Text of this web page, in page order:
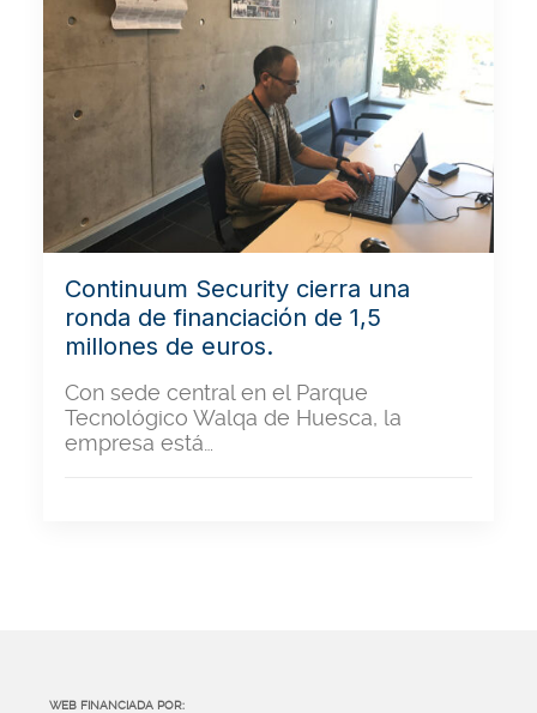
Continuum Security cierra una
ronda de financiación de 1,5
millones de euros.
Con sede central en el Parque
Tecnológico Walqa de Huesca, la
empresa está…
WEB FINANCIADA POR: